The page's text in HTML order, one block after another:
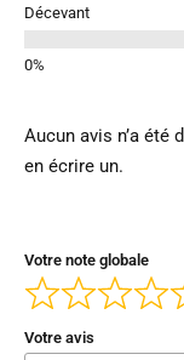
Décevant
Aucun avis n’a été
en écrire un.
Votre note globale
Votre avis